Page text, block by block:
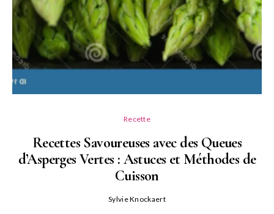
Recette
Recettes Savoureuses avec des Queues
d’Asperges Vertes : Astuces et Méthodes de
Cuisson
Sylvie Knockaert